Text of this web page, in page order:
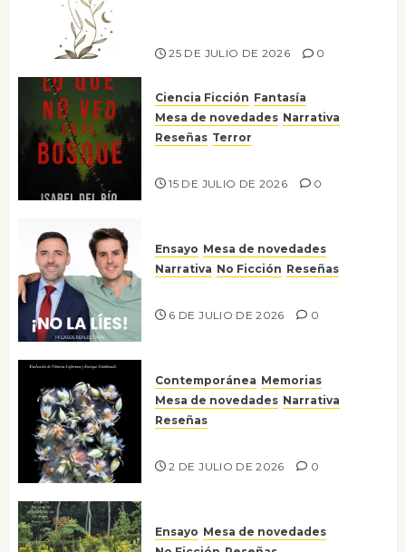
25 DE JULIO DE 2026 0
Ciencia Ficción Fantasía
Mesa de novedades Narrativa
Reseñas Terror
15 DE JULIO DE 2026 0
Ensayo Mesa de novedades
Narrativa No Ficción Reseñas
6 DE JULIO DE 2026 0
Contemporánea Memorias
Mesa de novedades Narrativa
Reseñas
2 DE JULIO DE 2026 0
Ensayo Mesa de novedades